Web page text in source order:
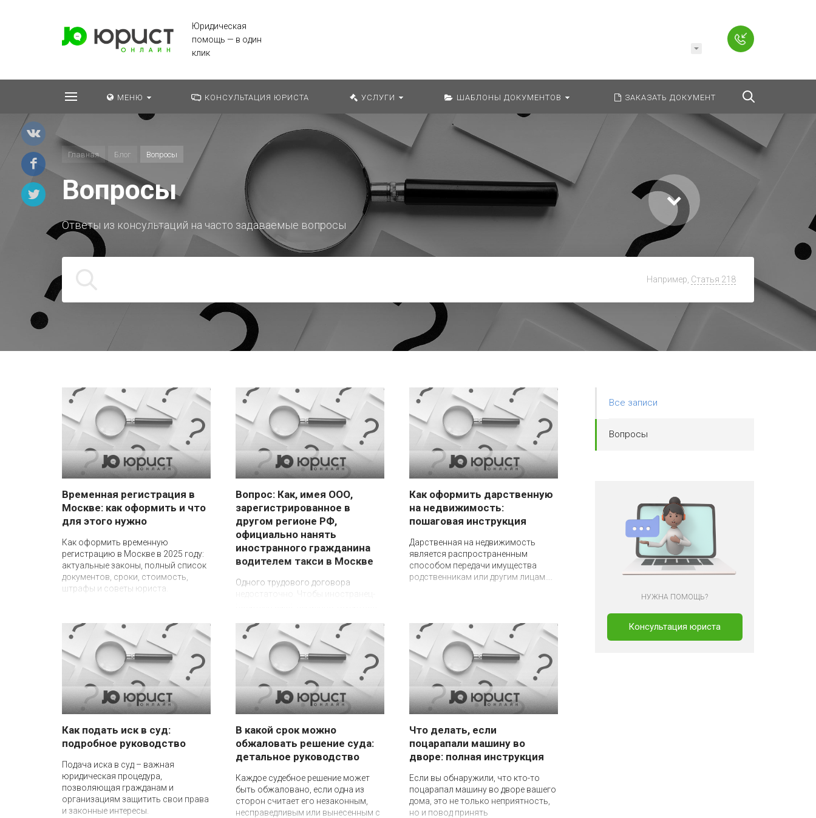
Юридическая
помощь — в один
клик
МЕНЮ КОНСУЛЬТАЦИЯ ЮРИСТА УСЛУГИ ШАБЛОНЫ ДОКУМЕНТОВ ЗАКАЗАТЬ ДОКУМЕНТ
Главная Блог Вопросы
Вопросы
Ответы из консультаций на часто задаваемые вопросы
Например, Статья 218
Все записи
Вопросы
НУЖНА ПОМОЩЬ?
Консультация юриста
Временная регистрация в
Москве: как оформить и что
для этого нужно
Как оформить временную
регистрацию в Москве в 2025 году:
актуальные законы, полный список
документов, сроки, стоимость,
штрафы и советы юриста.
Вопрос: Как, имея ООО,
зарегистрированное в
другом регионе РФ,
официально нанять
иностранного гражданина
водителем такси в Москве
Одного трудового договора
недостаточно. Чтобы иностранец-
Подмосковье), ему понадобятся три
независимые процедуры
Как оформить дарственную
на недвижимость:
пошаговая инструкция
Дарственная на недвижимость
является распространенным
способом передачи имущества
родственникам или другим лицам....
Как подать иск в суд:
подробное руководство
Подача иска в суд – важная
юридическая процедура,
позволяющая гражданам и
организациям защитить свои права
и законные интересы.
В какой срок можно
обжаловать решение суда:
детальное руководство
Каждое судебное решение может
быть обжаловано, если одна из
сторон считает его незаконным,
несправедливым или вынесенным с
Что делать, если
поцарапали машину во
дворе: полная инструкция
Если вы обнаружили, что кто-то
поцарапал машину во дворе вашего
дома, это не только неприятность,
но и повод принять